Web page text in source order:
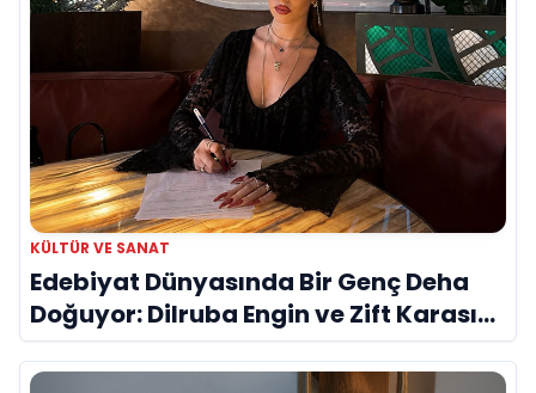
KÜLTÜR VE SANAT
Edebiyat Dünyasında Bir Genç Deha
Doğuyor: Dilruba Engin ve Zift Karası
Evreni ‘AVENOİR’